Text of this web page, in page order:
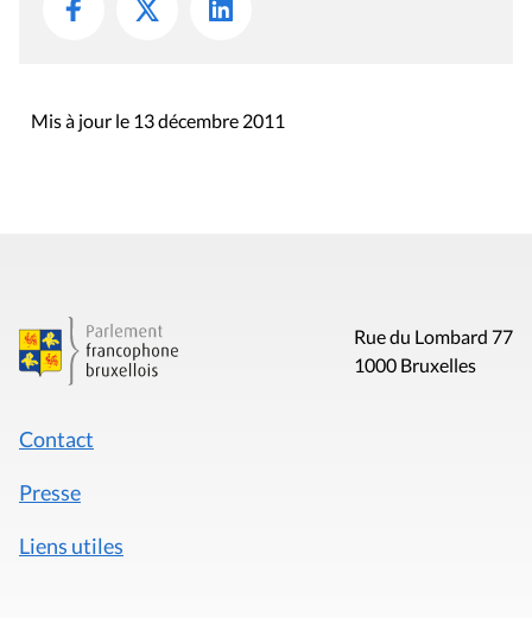
Mis à jour le 13 décembre 2011
Rue du Lombard 77
1000 Bruxelles
Contact
Presse
Liens utiles